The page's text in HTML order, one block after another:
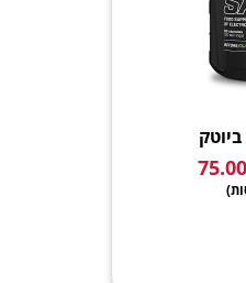
75.00